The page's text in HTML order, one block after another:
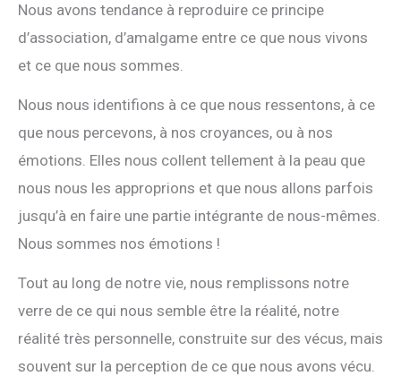
Nous avons tendance à reproduire ce principe
d’association, d’amalgame entre ce que nous vivons
et ce que nous sommes.
Nous nous identifions à ce que nous ressentons, à ce
que nous percevons, à nos croyances, ou à nos
émotions. Elles nous collent tellement à la peau que
nous nous les approprions et que nous allons parfois
jusqu’à en faire une partie intégrante de nous-mêmes.
Nous sommes nos émotions !
Tout au long de notre vie, nous remplissons notre
verre de ce qui nous semble être la réalité, notre
réalité très personnelle, construite sur des vécus, mais
souvent sur la perception de ce que nous avons vécu.